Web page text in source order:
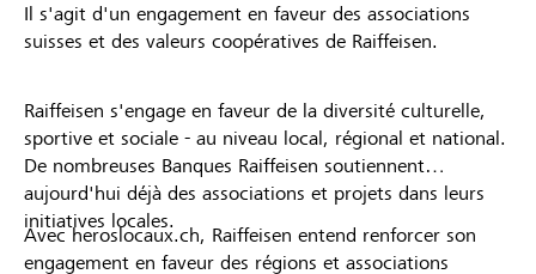
Il s'agit d'un engagement en faveur des associations
suisses et des valeurs coopératives de Raiffeisen.
Raiffeisen s'engage en faveur de la diversité culturelle,
sportive et sociale - au niveau local, régional et national.
De nombreuses Banques Raiffeisen soutiennent
aujourd'hui déjà des associations et projets dans leurs
initiatives locales.
Avec heroslocaux.ch, Raiffeisen entend renforcer son
engagement en faveur des régions et associations